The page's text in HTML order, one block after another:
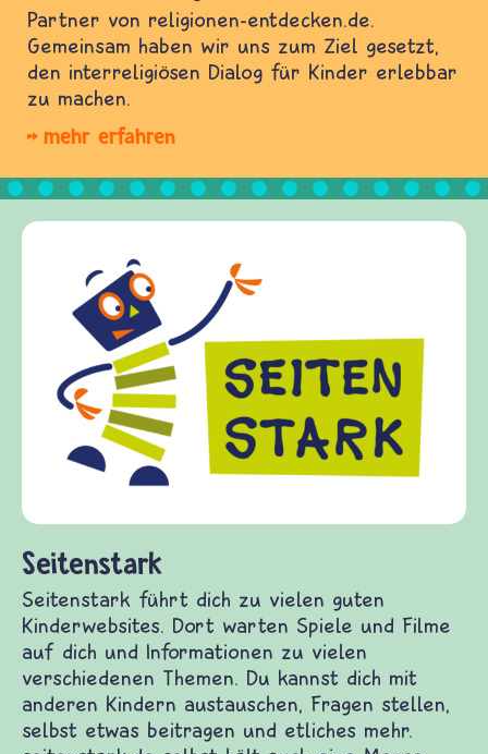
Partner von religionen-entdecken.de.
Gemeinsam haben wir uns zum Ziel gesetzt,
den interreligiösen Dialog für Kinder erlebbar
zu machen.
mehr erfahren
Frieden Fragen
frieden-fragen.de ist ein Internet-Angebot für
Kinder, Eltern und ErzieherInnen das zu
Fragen von Krieg und Frieden, Streit und
Gewalt informiert und einen Austausch zu
diesem Themenbereich ermöglicht. frieden-
fragen.de bietet Antworten auf wichtige
und Frieden, Streit und Gewalt.